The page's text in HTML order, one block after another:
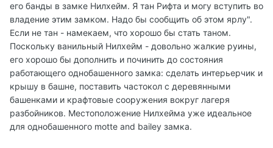
его банды в замке Нилхейм. Я тан Рифта и могу вступить во
владение этим замком. Надо бы сообщить об этом ярлу".
Если не тан - намекаем, что хорошо бы стать таном.
Поскольку ванильный Нилхейм - довольно жалкие руины,
его хорошо бы дополнить и починить до состояния
работающего однобашенного замка: сделать интерьерчик и
крышу в башне, поставить частокол с деревянными
башенками и крафтовые сооружения вокруг лагеря
разбойников. Местоположение Нилхейма уже идеальное
для однобашенного motte and bailey замка.